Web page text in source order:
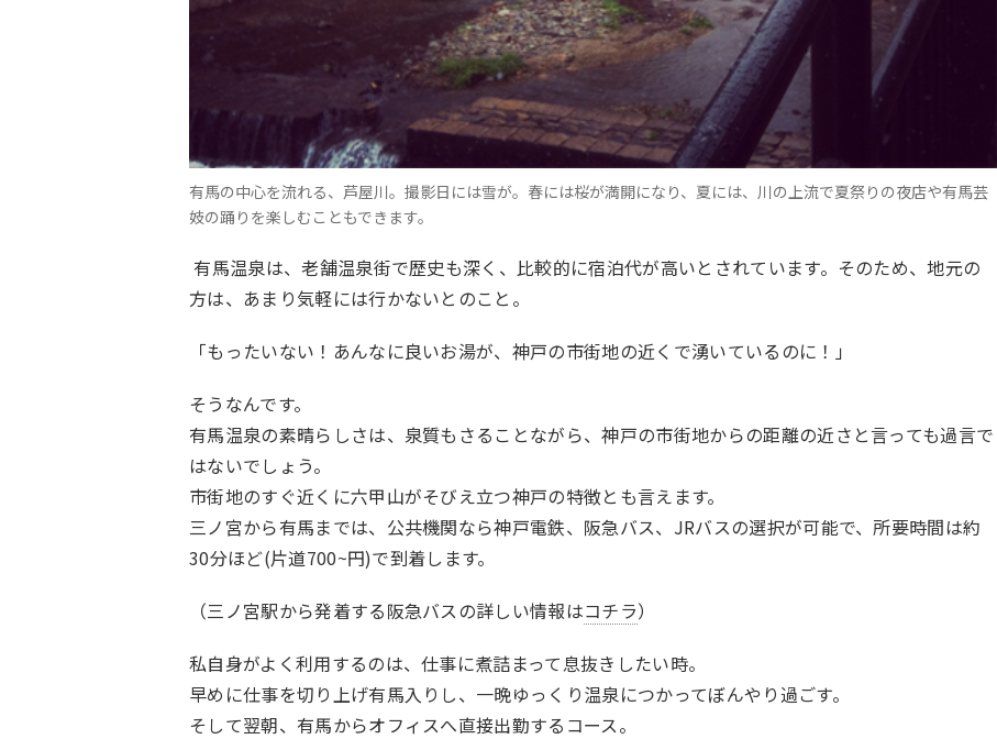
有馬の中心を流れる、芦屋川。撮影日には雪が。春には桜が満開になり、夏には、川の上流で夏祭りの夜店や有馬芸
妓の踊りを楽しむこともできます。
有馬温泉は、老舗温泉街で歴史も深く、比較的に宿泊代が高いとされています。そのため、地元の
方は、あまり気軽には行かないとのこと。
「もったいない！あんなに良いお湯が、神戸の市街地の近くで湧いているのに！」
そうなんです。
有馬温泉の素晴らしさは、泉質もさることながら、神戸の市街地からの距離の近さと言っても過言で
はないでしょう。
市街地のすぐ近くに六甲山がそびえ立つ神戸の特徴とも言えます。
三ノ宮から有馬までは、公共機関なら神戸電鉄、阪急バス、JRバスの選択が可能で、所要時間は約
30分ほど(片道700~円)で到着します。
（三ノ宮駅から発着する阪急バスの詳しい情報はコチラ）
私自身がよく利用するのは、仕事に煮詰まって息抜きしたい時。
早めに仕事を切り上げ有馬入りし、一晩ゆっくり温泉につかってぼんやり過ごす。
そして翌朝、有馬からオフィスへ直接出勤するコース。